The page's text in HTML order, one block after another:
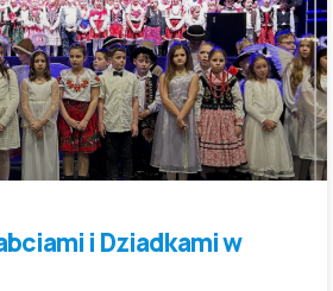
i Dziadkami w